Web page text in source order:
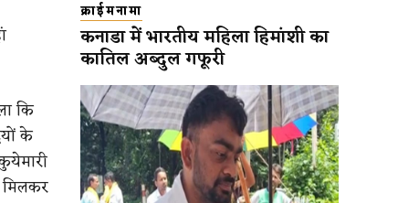
कि
के
मिलकर
क्राईमनामा
कनाडा में भारतीय महिला हिमांशी का
कातिल अब्दुल गफूरी